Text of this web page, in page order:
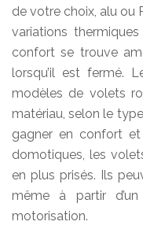
de votre choix, alu ou
variations
confort se trouve
lorsqu’il est fermé.
modèles de volets
matériau, selon le
gagner en confort
domotiques, les
en plus prisés. Ils
même à partir
motorisation.